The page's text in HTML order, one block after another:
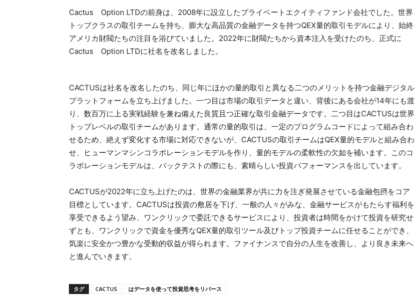
Cactus Option LTDの前身は、2008年に設立したプライベートエクイティファンド会社でした。世界
トップクラスの取引チームを持ち、膨大な高品質の金融データを持つQEX量的取引モデルにより、始終
アメリカ財閥たちの注目を浴びていました。2022年に財閥たちから資本注入を受けたのち、正式に
Cactus Option LTDに社名を改名しました。
CACTUSは社名を改名したのち、同じ年にほかの量的取引と異なる二つのメリットを持つ金融デジタル
プラットフォームを立ち上げました。一つ目は市場の取引データと違い、背後にある会社が14年にも渡
り、数百万に上る実戦経験を兼ね備えた良質且つ正確な取引金融データです。二つ目はCACTUSは世界
トップレベルの取引チームがあります。通常の量的取引は、一定のプログラムコードによって組み合わ
せるため、絶えず変化する市場に対応できないが、CACTUSの取引チームはQEX量的モデルと組み合わ
せ、ヒューマンマシンコラボレーションモデルを作り、量的モデルの柔軟性の欠如を補います。このコ
ラボレーションモデルは、バックテストの際にも、素晴らしい投資パフォーマンスを出しています。
CACTUSが2022年に立ち上げたのは、世界の金融業界が共に力を注ぎ発展させている金融包摂をコア
目標としています。CACTUSは投資の敷居を下げ、一般の人々がみな、金融サービスがもたらす福利を
享受できるよう望み、ワンクリックで委託できるサービスにより、投資者は時間をかけて投資を研究せ
ずとも、ワンクリックで資金を優秀なQEX量的取引ツール及びトップ投資チームに任せることができ、
気楽に安全かつ豊かな受動的収益が得られます。ファイナンスで自分の人生を改善し、より良き未来へ
と進んでいきます。
タグ CACTUS はデータを使って投資思考をリバース